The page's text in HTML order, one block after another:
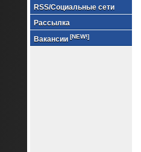
RSS/Социальные сети
Рассылка
Вакансии [NEW!]